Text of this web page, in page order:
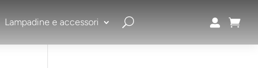
Lampadine e accessori  